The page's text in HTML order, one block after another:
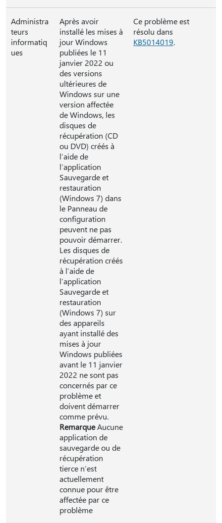
Administra
teurs
informatiq
ues
Après avoir
installé les mises à
jour Windows
publiées le 11
janvier 2022 ou
des versions
ultérieures de
Windows sur une
version affectée
de Windows, les
disques de
récupération (CD
ou DVD) créés à
l’aide de
l’application
Sauvegarde et
restauration
(Windows 7) dans
le Panneau de
configuration
peuvent ne pas
pouvoir démarrer.
Les disques de
récupération créés
à l’aide de
l’application
Sauvegarde et
restauration
(Windows 7) sur
des appareils
ayant installé des
mises à jour
Windows publiées
avant le 11 janvier
2022 ne sont pas
concernés par ce
problème et
doivent démarrer
comme prévu.
RemarqueAucune
application de
sauvegarde ou de
récupération
tierce n’est
actuellement
connue pour être
affectée par ce
problème
Ce problème est
résolu dans
KB5014019.